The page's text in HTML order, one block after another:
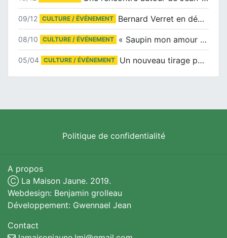
09/12 CULTURE / ÉVÉNEMENT Bernard Verret en dédicaces le samedi 13 décembre à l’Espace Culturel Atlantis
08/10 CULTURE / ÉVÉNEMENT « Saupin mon amour » au salon du livre de Trentemoult
05/04 CULTURE / ÉVÉNEMENT Un nouveau tirage pour le Docu-BD
Politique de confidentialité
A propos
Ⓒ La Maison Jaune. 2019.
Webdesign: Benjamin grolleau
Développement: Gwennael Jean
Contact